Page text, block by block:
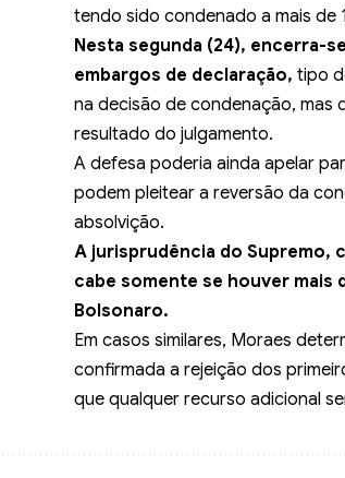
tendo sido condenado a mais de
Nesta segunda (24), encerra-
embargos de declaração, tipo
na decisão de condenação, mas
resultado do julgamento.
A defesa poderia ainda apelar
podem pleitear a reversão da
absolvição.
A jurisprudência do Supremo,
cabe somente se houver mais
Bolsonaro.
Em casos similares, Moraes
confirmada a rejeição dos
que qualquer recurso adicional